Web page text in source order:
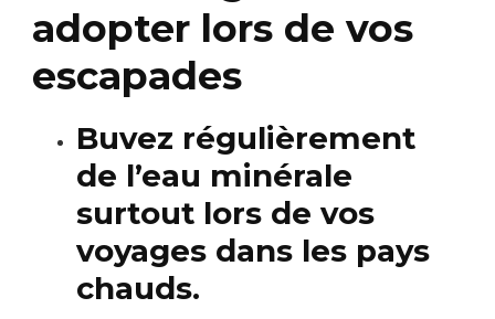
adopter lors de vos
escapades
Buvez régulièrement
de l’eau minérale
surtout lors de vos
voyages dans les pays
chauds.